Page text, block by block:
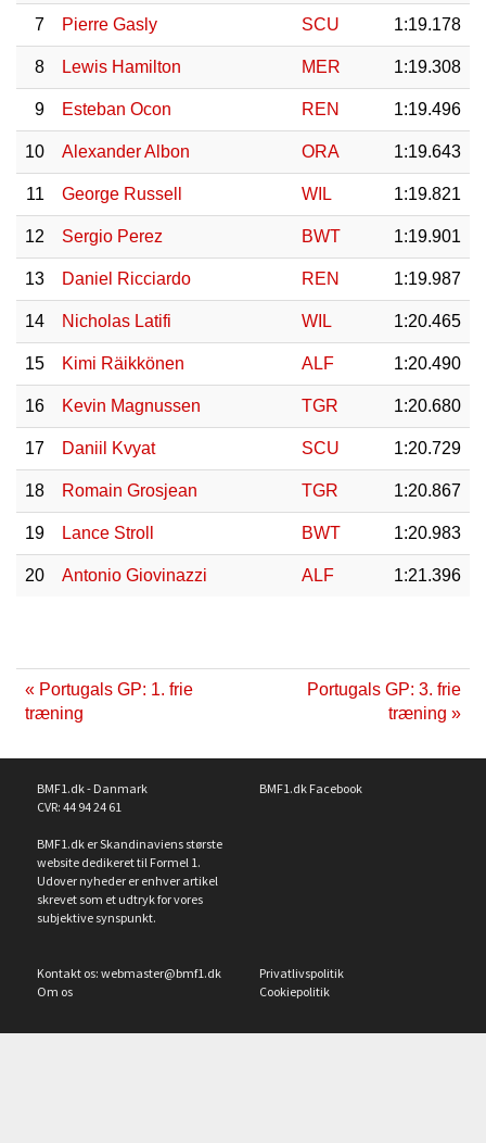
7 Pierre Gasly SCU 1:19.178
8 Lewis Hamilton MER 1:19.308
9 Esteban Ocon REN 1:19.496
10 Alexander Albon ORA 1:19.643
11 George Russell WIL 1:19.821
12 Sergio Perez BWT 1:19.901
13 Daniel Ricciardo REN 1:19.987
14 Nicholas Latifi WIL 1:20.465
15 Kimi Räikkönen ALF 1:20.490
16 Kevin Magnussen TGR 1:20.680
17 Daniil Kvyat SCU 1:20.729
18 Romain Grosjean TGR 1:20.867
19 Lance Stroll BWT 1:20.983
20 Antonio Giovinazzi ALF 1:21.396
« Portugals GP: 1. frie
træning
Portugals GP: 3. frie
træning »
BMF1.dk - Danmark
CVR: 44 94 24 61
BMF1.dk er Skandinaviens største
website dedikeret til Formel 1.
Udover nyheder er enhver artikel
skrevet som et udtryk for vores
subjektive synspunkt.
BMF1.dk Facebook
Kontakt os: webmaster@bmf1.dk
Om os
Privatlivspolitik
Cookiepolitik